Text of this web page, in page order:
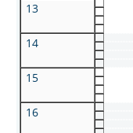
13
14
15
16